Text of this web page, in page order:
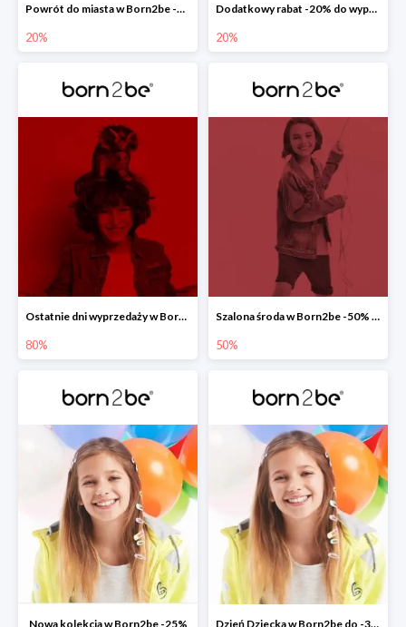
Powrót do miasta w Born2be -20% na całą kolekcję
20%
Dodatkowy rabat -20% do wyprzedaży w Born2be
20%
Ostatnie dni wyprzedaży w Born2be do -80%
80%
Szalona środa w Born2be -50% na co drugi produkt
50%
Nowa kolekcja w Born2be -25% Dzień Dziecka w Born2be do -30%